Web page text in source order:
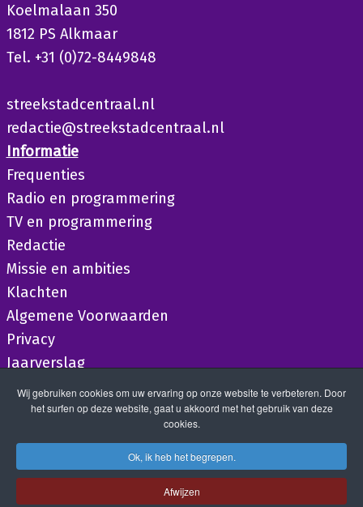
Koelmalaan 350
1812 PS Alkmaar
Tel. +31 (0)72-8449848
streekstadcentraal.nl
redactie@streekstadcentraal.nl
Informatie
Frequenties
Radio en programmering
TV en programmering
Redactie
Missie en ambities
Klachten
Algemene Voorwaarden
Privacy
Jaarverslag
Wij gebruiken cookies om uw ervaring op onze website te verbeteren. Door
het surfen op deze website, gaat u akkoord met het gebruik van deze
cookies.
Ok, ik heb het begrepen.
Afwijzen